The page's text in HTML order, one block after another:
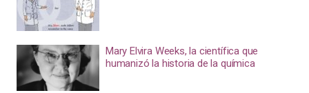
Mary Elvira Weeks, la científica que
humanizó la historia de la química